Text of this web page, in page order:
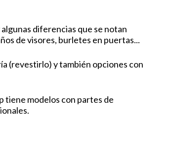
diferencias que se notan
de visores, burletes en puertas...
(revestirlo) y también opciones con
tiene modelos con partes de